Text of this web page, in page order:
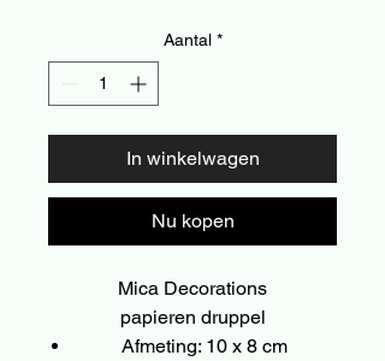
Aantal *
In winkelwagen
Nu kopen
Mica Decorations
papieren druppel
Afmeting: 10 x 8 cm